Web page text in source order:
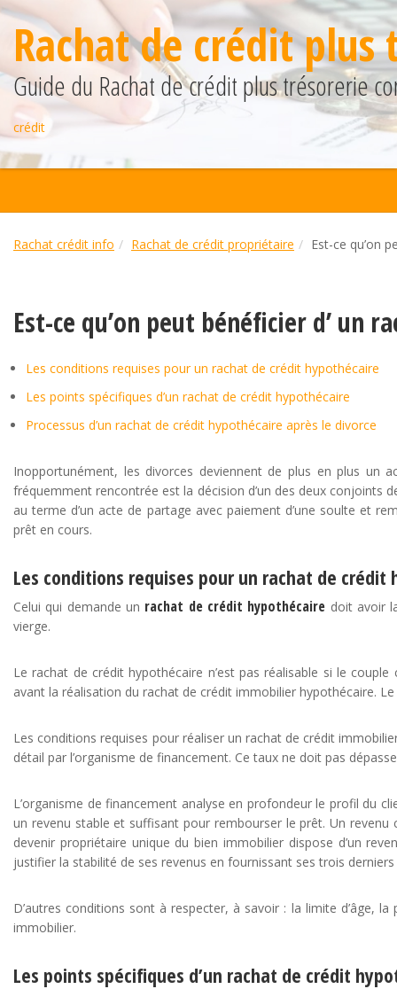
Rachat de crédit plus
Guide du Rachat de crédit plus trésorerie
crédit
Rachat crédit info Rachat de crédit propriétaire Est-ce qu’on
Est-ce qu’on peut bénéficier d’ un
Les conditions requises pour un rachat de crédit hypothécaire
Les points spécifiques d’un rachat de crédit hypothécaire
Processus d’un rachat de crédit hypothécaire après le divorce
Inopportunément, les divorces deviennent de plus en plus un
fréquemment rencontrée est la décision d’un des deux conjoints
au terme d’un acte de partage avec paiement d’une soulte et
prêt en cours.
Les conditions requises pour un rachat de crédit
Celui qui demande un rachat de crédit hypothécaire doit avoir
vierge.
Le rachat de crédit hypothécaire n’est pas réalisable si le
avant la réalisation du rachat de crédit immobilier hypothécaire.
Les conditions requises pour réaliser un rachat de crédit
détail par l’organisme de financement. Ce taux ne doit pas
L’organisme de financement analyse en profondeur le profil du
un revenu stable et suffisant pour rembourser le prêt. Un revenu
devenir propriétaire unique du bien immobilier dispose d’un
justifier la stabilité de ses revenus en fournissant ses trois derniers
D’autres conditions sont à respecter, à savoir : la limite d’âge,
immobilier.
Les points spécifiques d’un rachat de crédit